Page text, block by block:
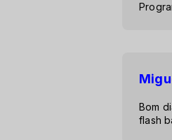
Bom
flash